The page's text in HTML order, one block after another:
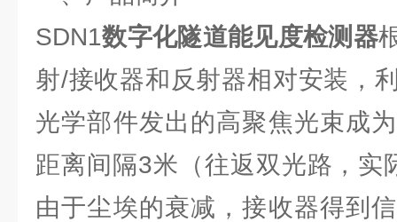
SDN1数字化隧道能见度检测器
射/接收器和反射器相对安装，
光学部件发出的高聚焦光束成
距离间隔3米（往返双光路，实
由于尘埃的衰减，接收器得到